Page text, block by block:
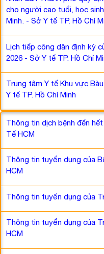
cho người cao tuổi, học
Minh. - Sở Y tế TP. Hồ Chí
Lịch tiếp công dân định kỳ
2026 - Sở Y tế TP. Hồ Chí
Trung tâm Y tế Khu vực
Y tế TP. Hồ Chí Minh
Thông tin dịch bệnh đến
Tế HCM
Thông tin tuyển dụng của
HCM
Thông tin tuyển dụng của
Thông tin tuyển dụng của
HCM